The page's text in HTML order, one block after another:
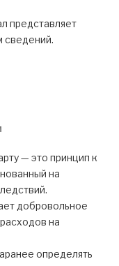
представляет
сведений.
— это принцип к
на
добровольное
на
определять